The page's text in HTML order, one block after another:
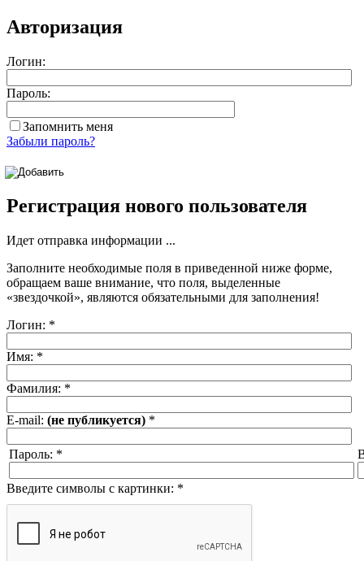
Авторизация
Логин:
Пароль:
Запомнить меня
Забыли пароль?
Регистрация нового пользователя
Идет отправка информации ...
Заполните необходимые поля в приведенной ниже форме,
обращаем ваше внимание, что поля, выделенные
«звездочкой», являются обязательными для заполнения!
Логин: *
Имя: *
Фамилия: *
E-mail: (не публикуется) *
Пароль: *
Введите символы с картинки: *